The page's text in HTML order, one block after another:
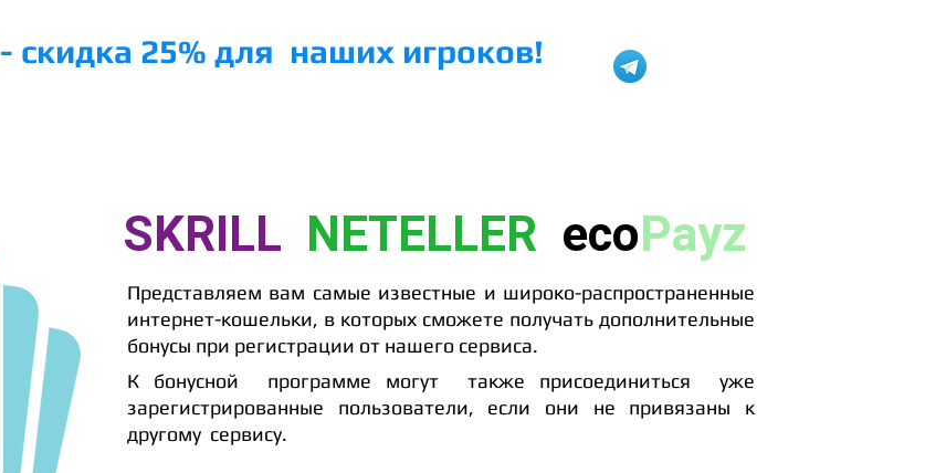
SKRILL NETELLER ecoPayz
Представляем вам самые известные и широко-распространенные
интернет-кошельки, в которых сможете получать дополнительные
бонусы при регистрации от нашего сервиса.
К бонусной программе могут также присоединиться уже
зарегистрированные пользователи, если они не привязаны к
другому сервису.
- скидка 25% для наших игроков!